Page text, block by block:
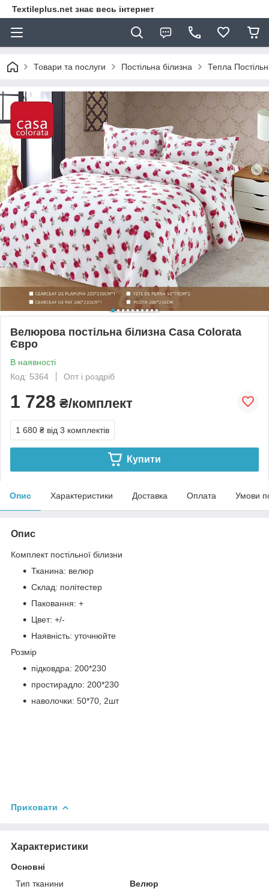
Textileplus.net знає весь інтернет
Товари та послуги Постільна білизна Тепла
Велюрова постільна білизна Casa Colorata
Євро
В наявності
Код: 5364
Опт і роздріб
1 728 ₴/комплект
1 680 ₴ від 3 комплектів
Купити
Опис Характеристики Доставка Оплата Умови
Опис
Комплект постільної білизни
Тканина: велюр
Склад: політестер
Паковання: +
Цвет: +/-
Наявність: уточнюйте
Розмір
підковдра: 200*230
простирадло: 200*230
наволочки: 50*70, 2шт
Приховати
Характеристики
Основні
Тип тканини
Велюр